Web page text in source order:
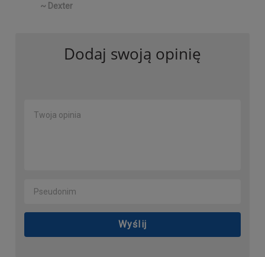
~ Dexter
Dodaj swoją opinię
Wyślij